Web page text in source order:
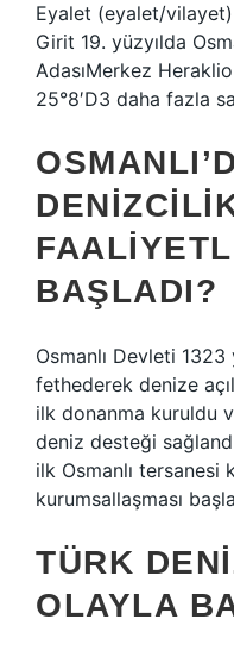
Eyalet (eyalet/
Girit 19. yüzyılda
AdasıMerkez
25°8′D3 daha fazla
BAŞLADI?
Osmanlı Devleti 1323
fethederek denize
ilk donanma kuruldu
deniz desteği
ilk Osmanlı tersanesi
kurumsallaşması
TÜRK
OLAYLA